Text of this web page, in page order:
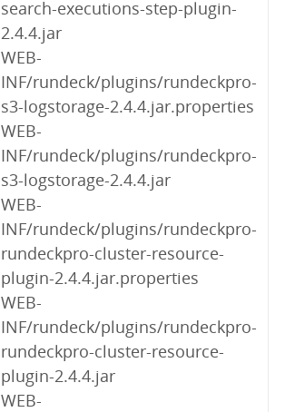
search-executions-step-plugin-
2.4.4.jar
WEB-
INF/rundeck/plugins/rundeckpro-
s3-logstorage-2.4.4.jar.properties
WEB-
INF/rundeck/plugins/rundeckpro-
s3-logstorage-2.4.4.jar
WEB-
INF/rundeck/plugins/rundeckpro-
rundeckpro-cluster-resource-
plugin-2.4.4.jar.properties
WEB-
INF/rundeck/plugins/rundeckpro-
rundeckpro-cluster-resource-
plugin-2.4.4.jar
WEB-